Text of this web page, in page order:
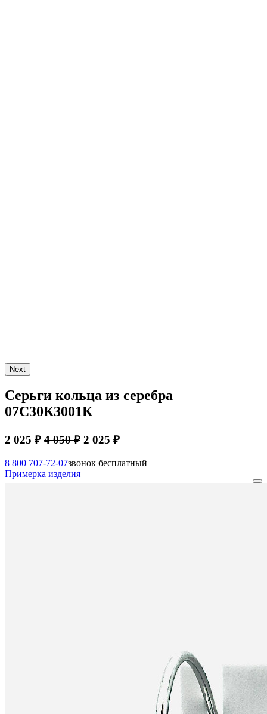
Next
Серьги кольца из серебра
07С30К3001К
2 025 ₽ 4 050 ₽ 2 025 ₽
8 800 707-72-07звонок бесплатный
Примерка изделия